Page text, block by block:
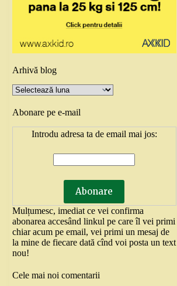
Arhivă blog
Arhivă
blog
Abonare pe e-mail
Introdu adresa ta de email mai jos:
Mulțumesc, imediat ce vei confirma
abonarea accesând linkul pe care îl vei primi
chiar acum pe email, vei primi un mesaj de
la mine de fiecare dată cînd voi posta un text
nou!
Cele mai noi comentarii